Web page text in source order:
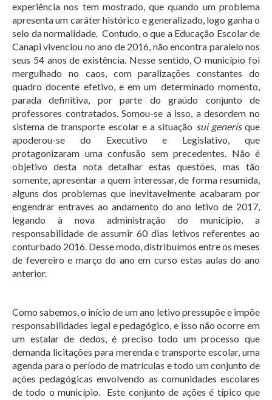
experiência nos tem mostrado, que quando um problema
apresenta um caráter histórico e generalizado, logo ganha o
selo da normalidade. Contudo, o que a Educação Escolar de
Canapi vivenciou no ano de 2016, não encontra paralelo nos
seus 54 anos de existência. Nesse sentido, O município foi
mergulhado no caos, com paralizações constantes do
quadro docente efetivo, e em um determinado momento,
parada definitiva, por parte do graúdo conjunto de
professores contratados. Somou-se a isso, a desordem no
sistema de transporte escolar e a situação sui generisque
apoderou-se do Executivo e Legislativo, que
protagonizaram uma confusão sem precedentes. Não é
objetivo desta nota detalhar estas questões, mas tão
somente, apresentar a quem interessar, de forma resumida,
alguns dos problemas que inevitavelmente acabaram por
engendrar entraves ao andamento do ano letivo de 2017,
legando à nova administração do município, a
responsabilidade de assumir 60 dias letivos referentes ao
conturbado 2016. Desse modo, distribuímos entre os meses
de fevereiro e março do ano em curso estas aulas do ano
anterior.
Como sabemos, o início de um ano letivo pressupõe e impõe
responsabilidades legal e pedagógico, e isso não ocorre em
um estalar de dedos, é preciso todo um processo que
demanda licitações para merenda e transporte escolar, uma
agenda para o período de matrículas e todo um conjunto de
ações pedagógicas envolvendo as comunidades escolares
de todo o município. Este conjunto de ações é típico que